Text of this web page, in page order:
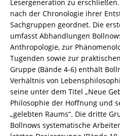
Ulrich
Lessing
(Hrsg.),
Frithjof
Rodi
(Hrsg.)
–
ISBN
9783826039300
978-
3-
Lesergeneration zu
nach der Chronologie ihrer
Sachgruppen geordnet. Die
umfasst Abhandlungen
Anthropologie, zur
Tugenden sowie zur
Gruppe (Bände 4-6) enthält
Verhältnis von
seine unter dem Titel „Neue
Philosophie der Hoffnung und
„gelebten Raums“. Die dritte
Bollnows systematische